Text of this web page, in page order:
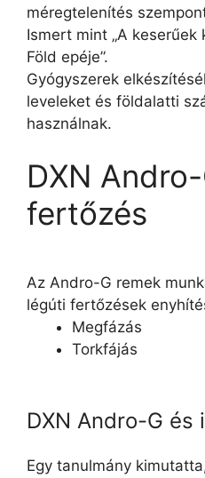
méregtelenítés
Ismert mint „A keserűek
Föld epéje”.
Gyógyszerek
leveleket és földalatti
használnak.
DXN
fertőzés
Az Andro-G remek
légúti fertőzések
Megfázás
Torkfájás
DXN Andro-G és
Egy tanulmány